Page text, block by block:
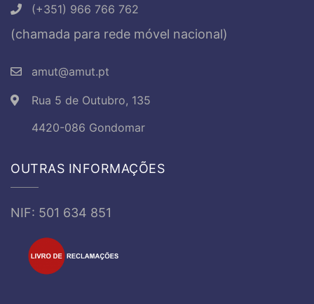
(+351) 966 766 762
(chamada para rede móvel nacional)
amut@amut.pt
Rua 5 de Outubro, 135
4420-086 Gondomar
OUTRAS INFORMAÇÕES
NIF: 501 634 851